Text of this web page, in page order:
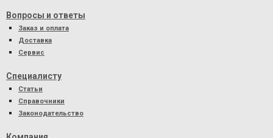
Вопросы и ответы
Заказ и оплата
Доставка
Сервис
Специалисту
Статьи
Справочники
Законодательство